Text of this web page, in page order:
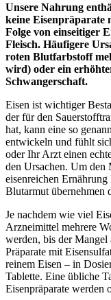
Unsere Nahrung
keine Eisenpräparate
Folge von einseitiger
Fleisch. Häufigere
roten Blutfarbstoff
wird) oder ein
Schwangerschaft.
Eisen ist wichtiger
der für den
hat, kann eine so
entwickeln und fühlt
oder Ihr Arzt einen
den Ursachen. Um den
eisenreichen
Blutarmut übernehmen
Je nachdem wie viel
Arzneimittel mehrere
werden, bis der Mangel
Präparate mit
reinem Eisen – in
Tablette. Eine übliche
Eisenpräparate werden